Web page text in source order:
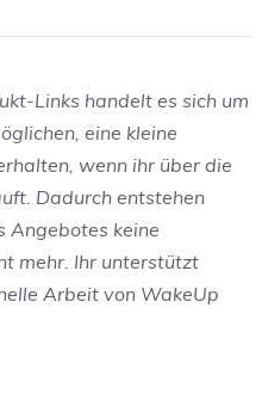
Links handelt es sich um
eine kleine
wenn ihr über die
Dadurch entstehen
Angebotes keine
mehr. Ihr unterstützt
Arbeit von WakeUp